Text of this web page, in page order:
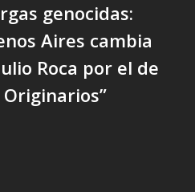
genocidas:
Aires cambia
Roca por el de
Originarios”